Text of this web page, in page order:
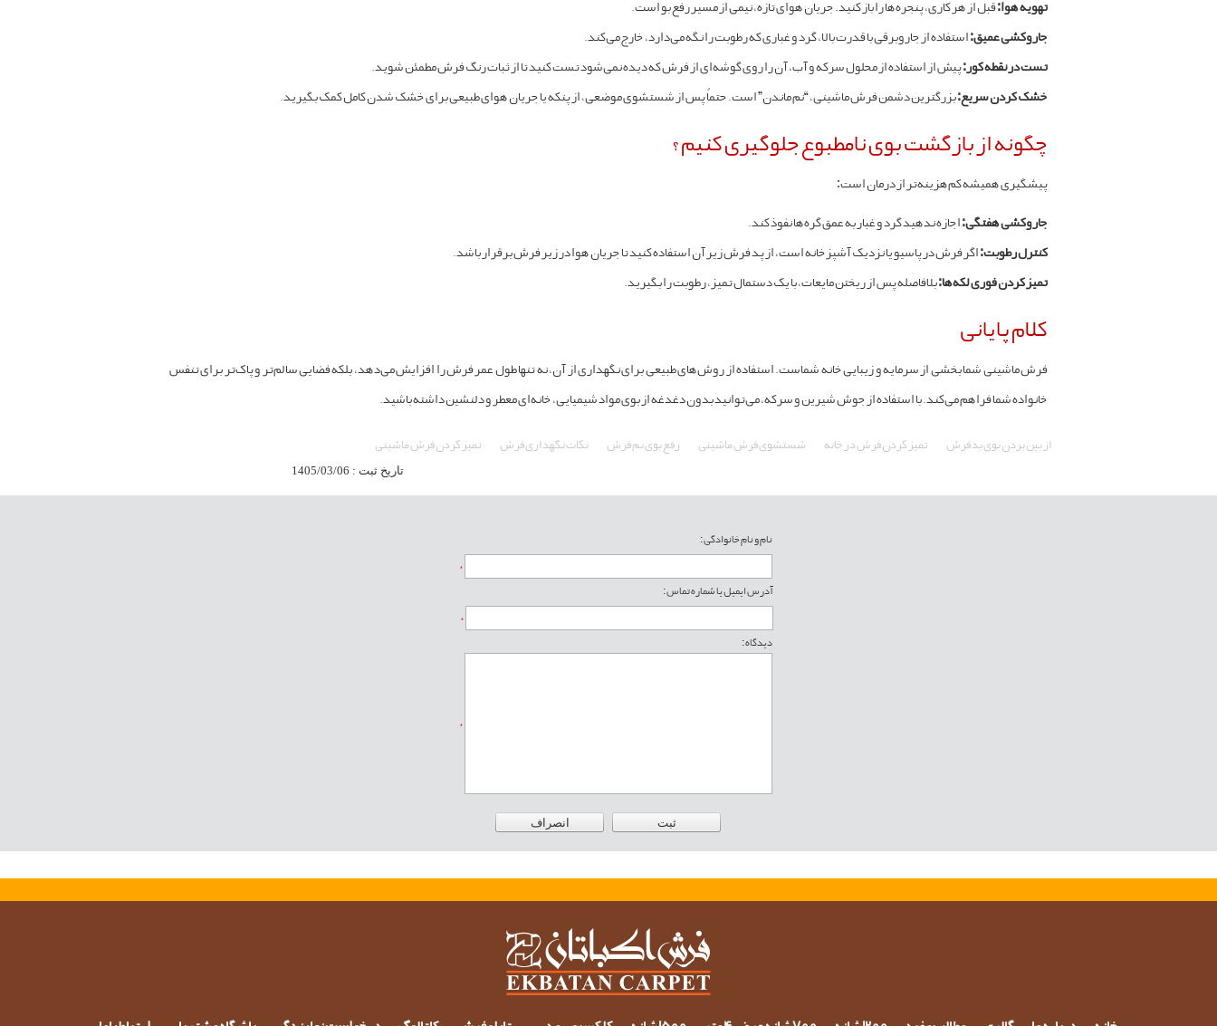
تهویه هوا:قبل از هر کاری، پنجره‌ها را باز کنید. جریان هوای تازه، نیمی از مسیر رفع بو است.
جاروکشی عمیق:استفاده از جاروبرقی با قدرت بالا، گرد و غباری که رطوبت را نگه می‌دارد، خارج می‌کند.
تست در نقطه کور:پیش از استفاده از محلول سرکه و آب، آن را روی گوشه‌ای از فرش که دیده نمی‌شود تست کنید تا از ثبات رنگ فرش مطمئن شوید.
خشک کردن سریع:بزرگترین دشمن فرش ماشینی، “نم ماندن” است. حتماً پس از شستشوی موضعی، از پنکه یا جریان هوای طبیعی برای خشک شدن کامل کمک بگیرید.
چگونه از بازگشت بوی نامطبوع جلوگیری کنیم؟
پیشگیری همیشه کم‌هزینه‌تر از درمان است:
جاروکشی هفتگی:اجازه ندهید گرد و غبار به عمق گره‌ها نفوذ کند.
کنترل رطوبت:اگر فرش در پاسیو یا نزدیک آشپزخانه است، از پد فرش زیر آن استفاده کنید تا جریان هوا در زیر فرش برقرار باشد.
تمیز کردن فوری لکه‌ها:بلافاصله پس از ریختن مایعات، با یک دستمال تمیز، رطوبت را بگیرید.
کلام پایانی
فرش ماشینی شما بخشی از سرمایه و زیبایی خانه شماست. استفاده از روش‌های طبیعی برای نگهداری از آن، نه تنها طول عمر فرش را افزایش می‌دهد، بلکه فضایی سالم‌تر و پاک‌تر برای تنفس
خانواده شما فراهم می‌کند. با استفاده از جوش شیرین و سرکه، می‌توانید بدون دغدغه از بوی مواد شیمیایی، خانه‌ای معطر و دلنشین داشته باشید.
از بین بردن بوی بد فرش تمیز کردن فرش در خانه شستشوی فرش ماشینی رفع بوی نم فرش نکات نگهداری فرش تمیز کردن فرش ماشینی
تاریخ ثبت : 1405/03/06
نام و نام خانوادگی :
*
آدرس ایمیل یا شماره تماس :
*
دیدگاه :
*